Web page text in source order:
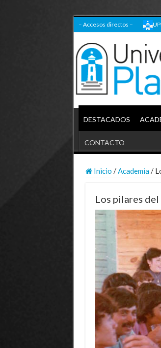
– Accesos directos –
DESTACADOS
CONTACTO
Inicio / Academia /
Los pilares